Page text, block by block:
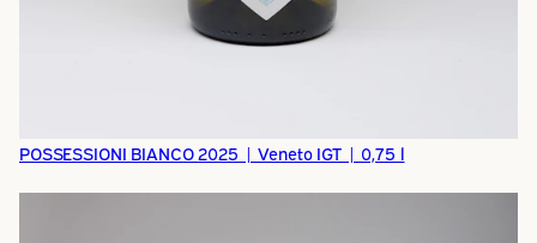
POSSESSIONI BIANCO 2025 | Veneto IGT | 0,75 l